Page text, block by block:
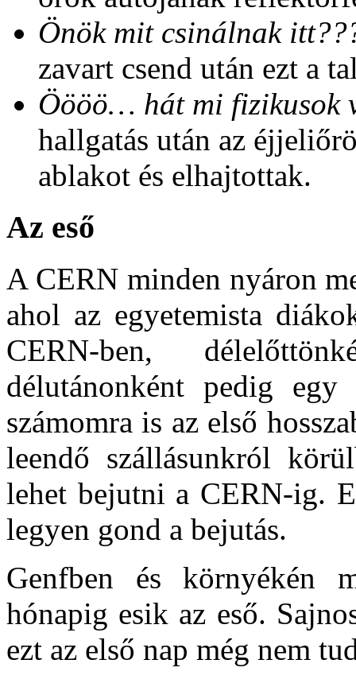
Önök mit csinálnak
zavart csend után ezt a
Öööö… hát mi fizikusok
hallgatás után az
ablakot és elhajtottak.
Az eső
A CERN minden nyáron
ahol az egyetemista
CERN-ben,
délutánonként pedig
számomra is az első
leendő szállásunkról
lehet bejutni a CERN-ig.
legyen gond a bejutás.
Genfben és környékén
hónapig esik az eső.
ezt az első nap még nem